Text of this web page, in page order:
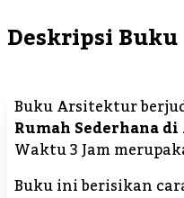
Deskripsi Buku
Buku Arsitektur
Rumah Sederhana
Waktu 3 Jam
Buku ini berisikan